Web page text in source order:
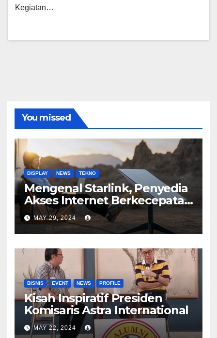
Kegiatan…
You missed
DISPLAY NEWS TEKNO
Mengenal Starlink, Penyedia
Akses Internet Berkecepatan
Tinggi
MAY 29, 2024
BISNIS EVENT NEWS PROFILE
Kisah Inspiratif Presiden
Komisaris Astra International
MAY 22, 2024